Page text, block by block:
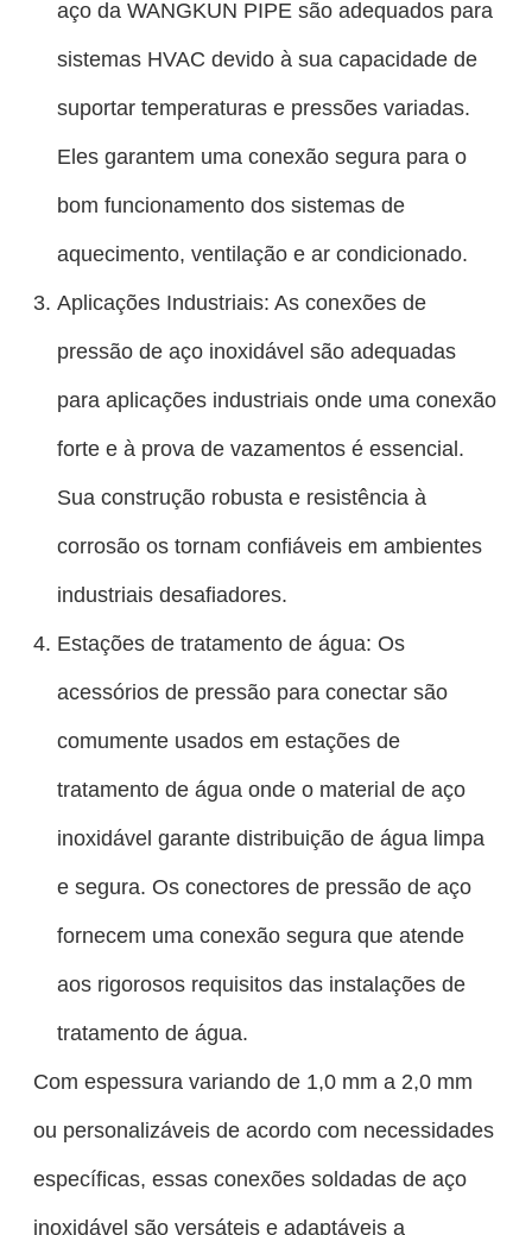
aço da WANGKUN PIPE são adequados para
sistemas HVAC devido à sua capacidade de
suportar temperaturas e pressões variadas.
Eles garantem uma conexão segura para o
bom funcionamento dos sistemas de
aquecimento, ventilação e ar condicionado.
Aplicações Industriais: As conexões de
pressão de aço inoxidável são adequadas
para aplicações industriais onde uma conexão
forte e à prova de vazamentos é essencial.
Sua construção robusta e resistência à
corrosão os tornam confiáveis ​​em ambientes
industriais desafiadores.
Estações de tratamento de água: Os
acessórios de pressão para conectar são
comumente usados ​​em estações de
tratamento de água onde o material de aço
inoxidável garante distribuição de água limpa
e segura. Os conectores de pressão de aço
fornecem uma conexão segura que atende
aos rigorosos requisitos das instalações de
tratamento de água.
Com espessura variando de 1,0 mm a 2,0 mm
ou personalizáveis ​​de acordo com necessidades
específicas, essas conexões soldadas de aço
inoxidável são versáteis e adaptáveis ​​a